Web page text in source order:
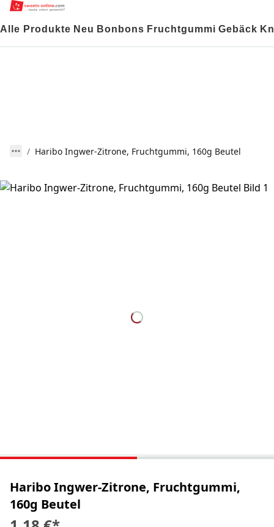
Alle Produkte Neu Bonbons Fruchtgummi Gebäck
Haribo Ingwer-Zitrone, Fruchtgummi, 160g Beutel
Haribo Ingwer-Zitrone, Fruchtgummi,
160g Beutel